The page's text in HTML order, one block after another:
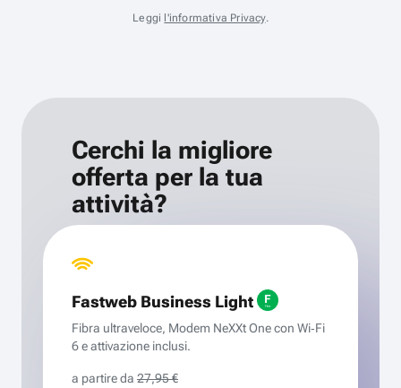
Leggi l'informativa Privacy.
Cerchi la migliore
offerta per la tua
attività?
Fastweb Business Light
Fibra ultraveloce, Modem NeXXt One con Wi‑Fi
6 e attivazione inclusi.
a partire da 27,95 €